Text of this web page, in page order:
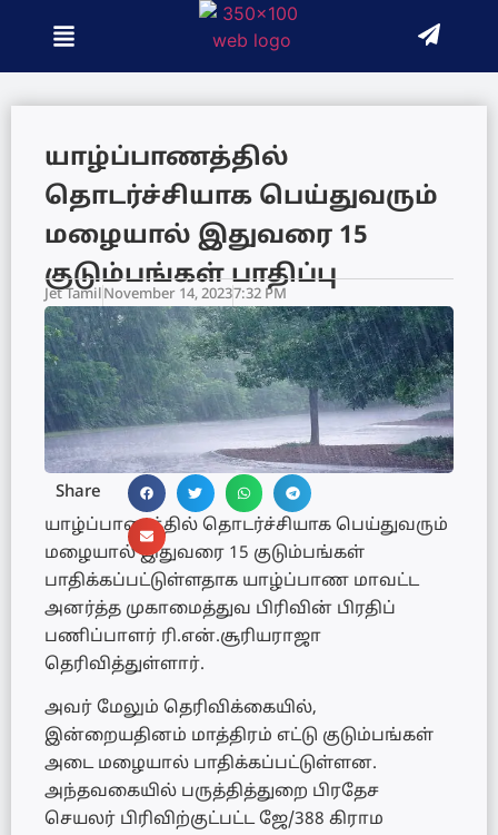
யாழ்ப்பாணத்தில்
தொடர்ச்சியாக பெய்துவரும்
மழையால் இதுவரை 15
குடும்பங்கள் பாதிப்பு
Jet TamilNovember 14, 20237:32 PM
Share
யாழ்ப்பாணத்தில் தொடர்ச்சியாக பெய்துவரும்
மழையால் இதுவரை 15 குடும்பங்கள்
பாதிக்கப்பட்டுள்ளதாக யாழ்ப்பாண மாவட்ட
அனர்த்த முகாமைத்துவ பிரிவின் பிரதிப்
பணிப்பாளர் ரி.என்.சூரியராஜா
தெரிவித்துள்ளார்.
அவர் மேலும் தெரிவிக்கையில்,
இன்றையதினம் மாத்திரம் எட்டு குடும்பங்கள்
அடை மழையால் பாதிக்கப்பட்டுள்ளன.
அந்தவகையில் பருத்தித்துறை பிரதேச
செயலர் பிரிவிற்குட்பட்ட ஜே/388 கிராம